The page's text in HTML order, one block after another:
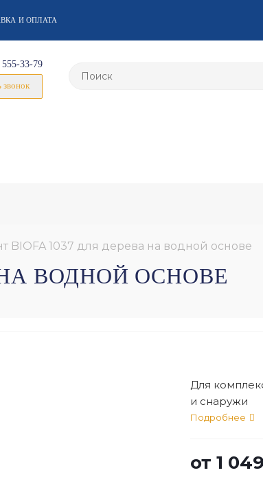
И ОПЛАТА
33-79
звонок
BIOFA 1037 для дерева на водной основе
НА ВОДНОЙ ОСНОВЕ
Для
и снаружи
Подробнее
от 1